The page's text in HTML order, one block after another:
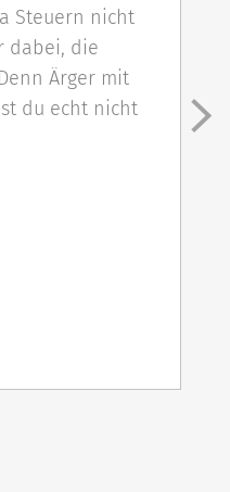
Steuern nicht
dabei, die
Ärger mit
du echt nicht